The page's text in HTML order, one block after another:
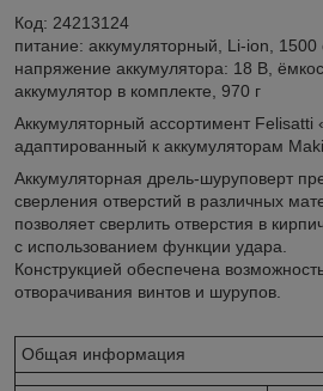
Код: 24213124
питание: аккумуляторный, Li-ion,
напряжение аккумулятора: 18 В,
аккумулятор в комплекте, 970 г
Аккумуляторный ассортимент Felisatti
адаптированный к аккумуляторам
Аккумуляторная дрель-шуруповерт
сверления отверстий в различных
позволяет сверлить отверстия в
с использованием функции удара.
Конструкцией обеспечена
отворачивания винтов и шурупов.
Общая информация